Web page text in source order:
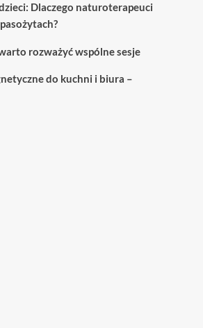
Dlaczego naturoterapeuci
rozważyć wspólne sesje
do kuchni i biura –